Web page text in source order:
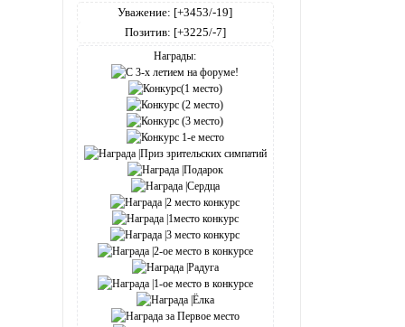
Уважение: [+3453/-19]
Позитив: [+3225/-7]
Награды: